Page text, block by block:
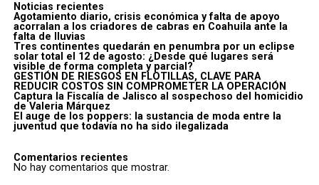
Noticias recientes
Agotamiento diario, crisis económica y falta de apoyo
acorralan a los criadores de cabras en Coahuila ante la
falta de lluvias
Tres continentes quedarán en penumbra por un eclipse
solar total el 12 de agosto: ¿Desde qué lugares será
visible de forma completa y parcial?
GESTIÓN DE RIESGOS EN FLOTILLAS, CLAVE PARA
REDUCIR COSTOS SIN COMPROMETER LA OPERACIÓN
Captura la Fiscalía de Jalisco al sospechoso del homicidio
de Valeria Márquez
El auge de los poppers: la sustancia de moda entre la
juventud que todavía no ha sido ilegalizada
Comentarios recientes
No hay comentarios que mostrar.